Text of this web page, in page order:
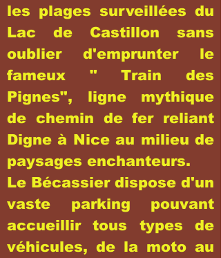
les plages surveillées du
Lac de Castillon sans
oublier d'emprunter le
fameux " Train des
Pignes", ligne mythique
de chemin de fer reliant
Digne à Nice au milieu de
paysages enchanteurs.
Le Bécassier dispose d'un
vaste parking pouvant
accueillir tous types de
véhicules, de la moto au